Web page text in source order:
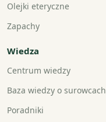
Olejki eteryczne
Zapachy
Wiedza
Centrum wiedzy
Baza wiedzy o surowcach
Poradniki